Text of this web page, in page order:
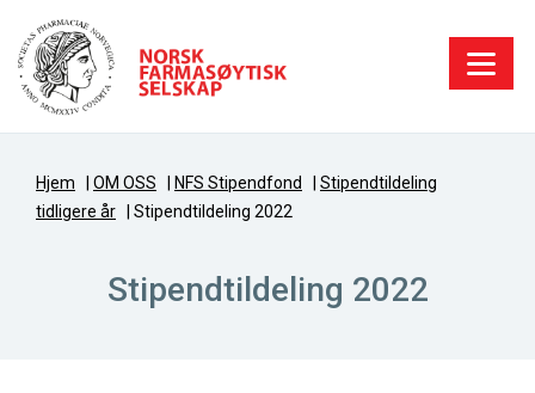
Hjem OM OSS NFS Stipendfond
Stipendtildeling
tidligere år
Stipendtildeling 2022
Stipendtildeling 2022